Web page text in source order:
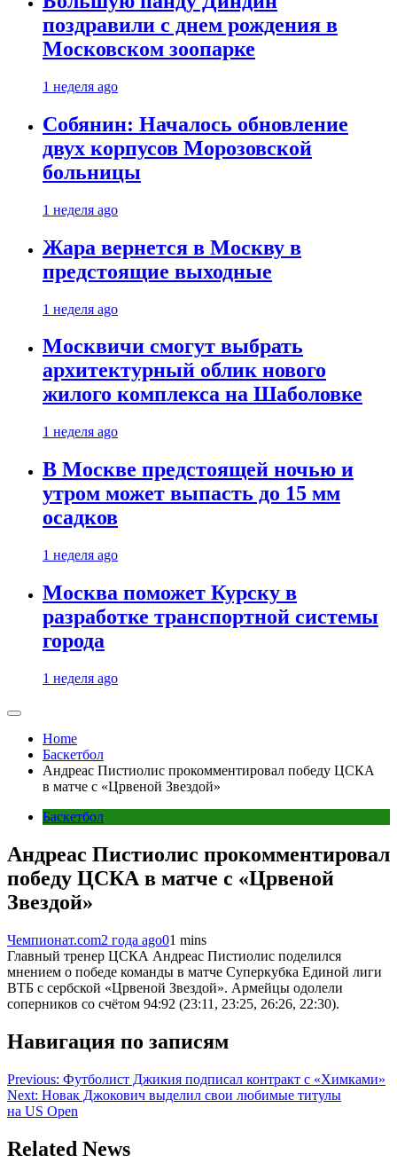
поздравили с днем рождения в
Московском зоопарке
1 неделя ago
Собянин: Началось обновление
двух корпусов Морозовской
больницы
1 неделя ago
Жара вернется в Москву в
предстоящие выходные
1 неделя ago
Москвичи смогут выбрать
архитектурный облик нового
жилого комплекса на Шаболовке
1 неделя ago
В Москве предстоящей ночью и
утром может выпасть до 15 мм
осадков
1 неделя ago
Москва поможет Курску в
разработке транспортной системы
города
1 неделя ago
Home
Баскетбол
Андреас Пистиолис прокомментировал победу ЦСКА
в матче с «Црвеной Звездой»
Баскетбол
Андреас Пистиолис прокомментировал
победу ЦСКА в матче с «Црвеной
Звездой»
Чемпионат.com2 года ago01 mins
Главный тренер ЦСКА Андреас Пистиолис поделился
мнением о победе команды в матче Суперкубка Единой лиги
ВТБ с сербской «Црвеной Звездой». Армейцы одолели
соперников со счётом 94:92 (23:11, 23:25, 26:26, 22:30).
Навигация по записям
Previous: Футболист Джикия подписал контракт с «Химками»
Next: Новак Джокович выделил свои любимые титулы
на US Open
Related News